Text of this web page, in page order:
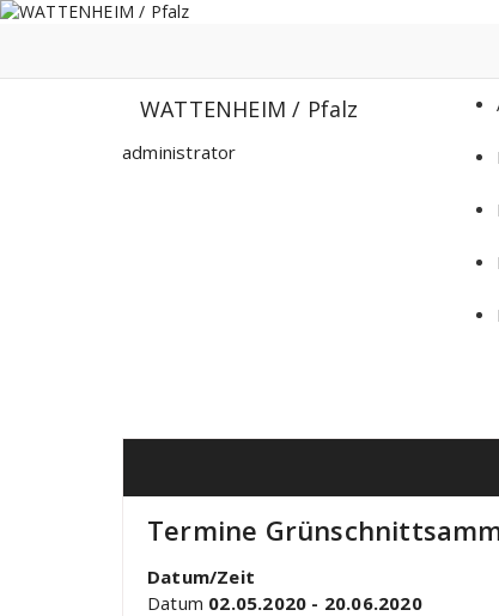
Zum
WATTENHEIM / Pfalz
administrator
Termine
Datum/Zeit
Datum 02.05.2020 - 20.06.2020